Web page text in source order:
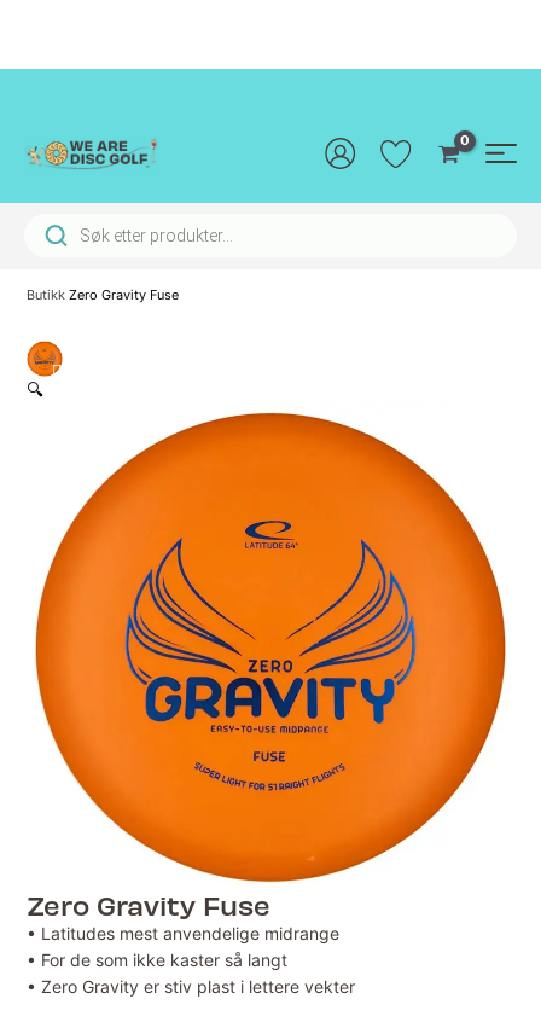
innholdet
Products search
Butikk Zero Gravity Fuse
🔍
Zero Gravity Fuse
• Latitudes mest anvendelige midrange
• For de som ikke kaster så langt
• Zero Gravity er stiv plast i lettere vekter